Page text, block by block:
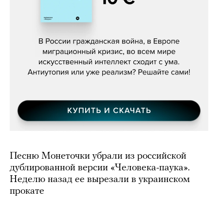
Константин Зарубин, «Наше сердце
Песню Монеточки убрали из российской
дублированной версии «Человека-паука».
Неделю назад ее вырезали в украинском
прокате